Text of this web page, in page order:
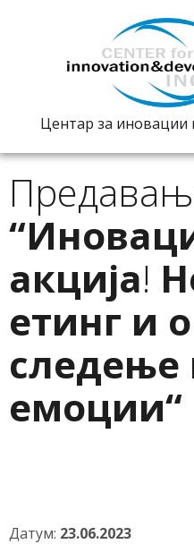
Центар за иновации
акција!
етинг и
следење
емоции“
Датум: 23.06.2023